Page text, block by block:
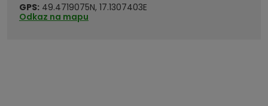
GPS: 49.4719075N, 17.1307403E
Odkaz na mapu